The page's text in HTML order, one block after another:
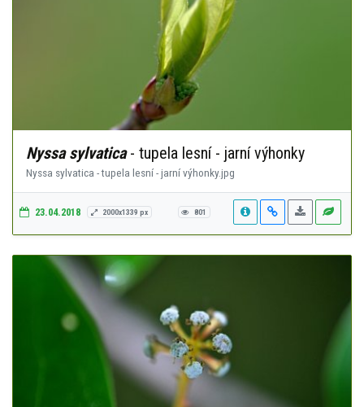
Nyssa sylvatica- tupela lesní - jarní výhonky
Nyssa sylvatica - tupela lesní - jarní výhonky.jpg
23.04.2018 2000x1339 px 801